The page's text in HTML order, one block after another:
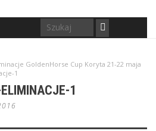
GoldenHorse Cup Koryta 21-22 maja
1
1